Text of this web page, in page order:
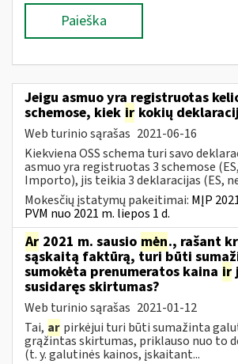
Paieška
Jeigu asmuo yra registruotas
schemose, kiek ir kokių
Web turinio sąrašas 2021-06-16
Kiekviena OSS schema turi savo
asmuo yra registruotas 3 schemose
Importo), jis teikia 3 deklaracijas (ES, ne
Mokesčių įstatymų pakeitimai: MĮP
PVM nuo 2021 m. liepos 1 d.
Ar 2021 m. sausio mėn., rašant
sąskaitą faktūrą, turi būti
sumokėta prenumeratos kaina ir
susidaręs skirtumas?
Web turinio sąrašas 2021-01-12
Tai, ar pirkėjui turi būti sumažinta
grąžintas skirtumas, priklauso nuo to
(t. y. galutinės kainos, įskaitant...